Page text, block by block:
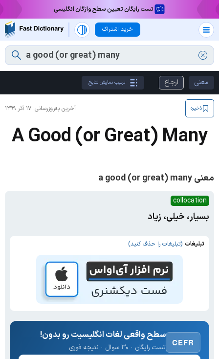
تست رایگان تعیین سطح واژگان انگلیسی
خرید اشتراک
معنی ارجاع ترتیب نمایش نتایج
آخرین به‌روزرسانی: ۱۷ آذر ۱۳۹۹ ذخیره
A Good (or Great) Many
معنی a good (or great) many
collocation
بسیار، خیلی، زیاد
تبلیغات (تبلیغات را حذف کنید)
CEFR
سطح واقعی لغات انگلیسیت رو بدون!
تست رایگان · ۳۰ سوال · نتیجه فوری